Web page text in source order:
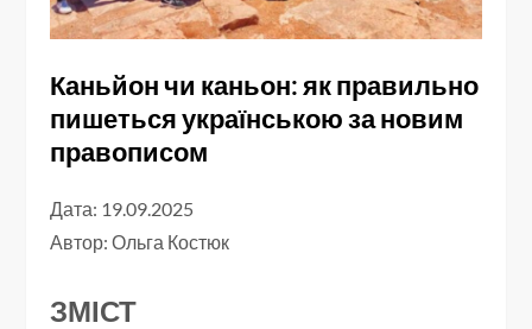
Каньйон чи каньон: як правильно
пишеться українською за новим
правописом
Дата: 19.09.2025
Автор:Ольга Костюк
ЗМІСТ